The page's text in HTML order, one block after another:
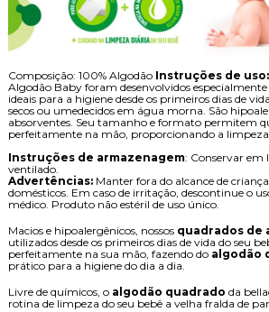
Composição: 100% Algodão Instruções de uso:
Algodão Baby foram desenvolvidos especialmente
ideais para a higiene desde os primeiros dias de
secos ou umedecidos em água morna. São
absorventes. Seu tamanho e formato permitem
perfeitamente na mão, proporcionando a
Instruções de armazenagem: Conservar em
ventilado.
Advertências:Manter fora do alcance de
domésticos. Em caso de irritação, descontinue o
médico. Produto não estéril de uso único.
Macios e hipoalergênicos, nossos quadrados de
utilizados desde os primeiros dias de vida do seu
perfeitamente na sua mão, fazendo do algodão
prático para a higiene do dia a dia.
Livre de químicos, o algodão quadrado da
rotina de limpeza do seu bebê a velha fralda de